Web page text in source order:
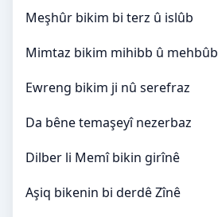
Meşhûr bikim bi terz û islûb
Mimtaz bikim mihibb û mehbûb
Ewreng bikim ji nû serefraz
Da bêne temaşeyî nezerbaz
Dilber li Memî bikin girînê
Aşiq bikenin bi derdê Zînê